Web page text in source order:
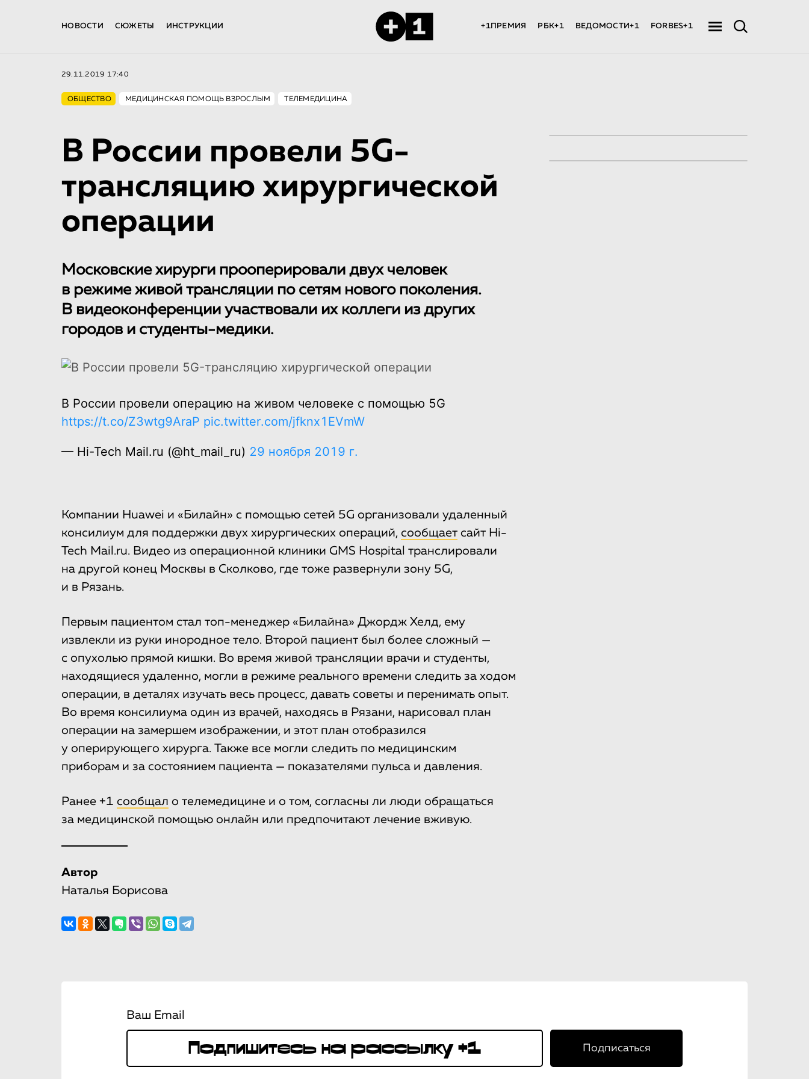
НОВОСТИ СЮЖЕТЫ ИНСТРУКЦИИ +1ПРЕМИЯ РБК+1 ВЕДОМОСТИ+1 FORBES+1
29.11.2019 17:40
ОБЩЕСТВО МЕДИЦИНСКАЯ ПОМОЩЬ ВЗРОСЛЫМ ТЕЛЕМЕДИЦИНА
В России провели 5G-
трансляцию хирургической
операции
Московские хирурги прооперировали двух человек
в режиме живой трансляции по сетям нового поколения.
В видеоконференции участвовали их коллеги из других
городов и студенты-медики.
В России провели операцию на живом человеке с помощью 5G
https://t.co/Z3wtg9AraP pic.twitter.com/jfknx1EVmW
— Hi-Tech Mail.ru (@ht_mail_ru) 29 ноября 2019 г.
Компании Huawei и «Билайн» с помощью сетей 5G организовали удаленный
консилиум для поддержки двух хирургических операций, сообщает сайт Hi-
Tech Mail.ru. Видео из операционной клиники GMS Hospital транслировали
на другой конец Москвы в Сколково, где тоже развернули зону 5G,
и в Рязань.
Первым пациентом стал топ-менеджер «Билайна» Джордж Хелд, ему
извлекли из руки инородное тело. Второй пациент был более сложный —
с опухолью прямой кишки. Во время живой трансляции врачи и студенты,
находящиеся удаленно, могли в режиме реального времени следить за ходом
операции, в деталях изучать весь процесс, давать советы и перенимать опыт.
Во время консилиума один из врачей, находясь в Рязани, нарисовал план
операции на замершем изображении, и этот план отобразился
у оперирующего хирурга. Также все могли следить по медицинским
приборам и за состоянием пациента — показателями пульса и давления.
Ранее +1 сообщал о телемедицине и о том, согласны ли люди обращаться
за медицинской помощью онлайн или предпочитают лечение вживую.
Автор
Наталья Борисова
Ваш Email
Подписаться